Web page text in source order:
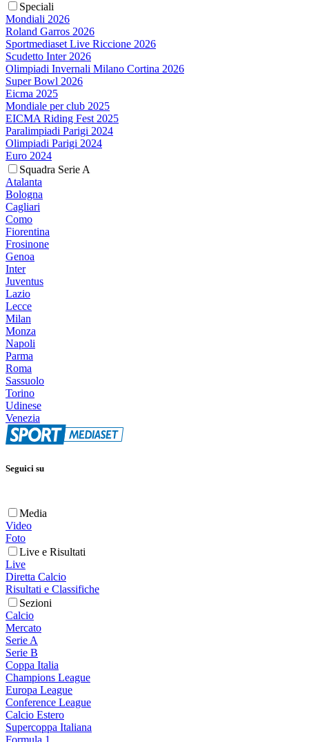
Speciali
Mondiali 2026
Roland Garros 2026
Sportmediaset Live Riccione 2026
Scudetto Inter 2026
Olimpiadi Invernali Milano Cortina 2026
Super Bowl 2026
Eicma 2025
Mondiale per club 2025
EICMA Riding Fest 2025
Paralimpiadi Parigi 2024
Olimpiadi Parigi 2024
Euro 2024
Squadra Serie A
Atalanta
Bologna
Cagliari
Como
Fiorentina
Frosinone
Genoa
Inter
Juventus
Lazio
Lecce
Milan
Monza
Napoli
Parma
Roma
Sassuolo
Torino
Udinese
Venezia
Seguici su
Media
Video
Foto
Live e Risultati
Live
Diretta Calcio
Risultati e Classifiche
Sezioni
Calcio
Mercato
Serie A
Serie B
Coppa Italia
Champions League
Europa League
Conference League
Calcio Estero
Supercoppa Italiana
Formula 1